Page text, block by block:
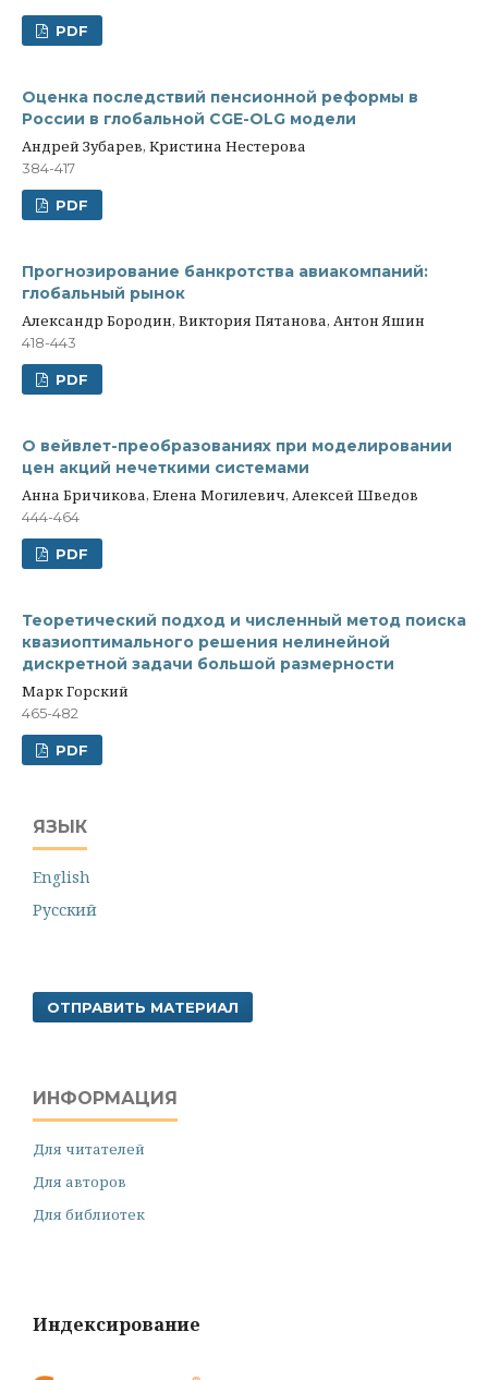
PDF
Оценка последствий пенсионной реформы в
России в глобальной CGE-OLG модели
Андрей Зубарев, Кристина Нестерова
384-417
PDF
Прогнозирование банкротства авиакомпаний:
глобальный рынок
Александр Бородин, Виктория Пятанова, Антон Яшин
418-443
PDF
О вейвлет-преобразованиях при моделировании
цен акций нечеткими системами
Анна Бричикова, Елена Могилевич, Алексей Шведов
444-464
PDF
Теоретический подход и численный метод поиска
квазиоптимального решения нелинейной
дискретной задачи большой размерности
Марк Горский
465-482
PDF
ЯЗЫК
English
Русский
ОТПРАВИТЬ МАТЕРИАЛ
ИНФОРМАЦИЯ
Для читателей
Для авторов
Для библиотек
Индексирование